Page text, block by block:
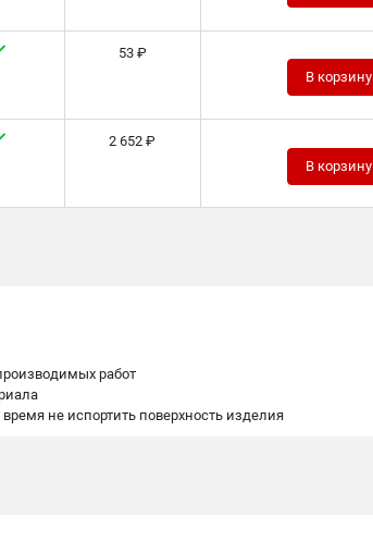
53 ₽
В корзину
2 652 ₽
В корзину
работ
не испортить поверхность изделия